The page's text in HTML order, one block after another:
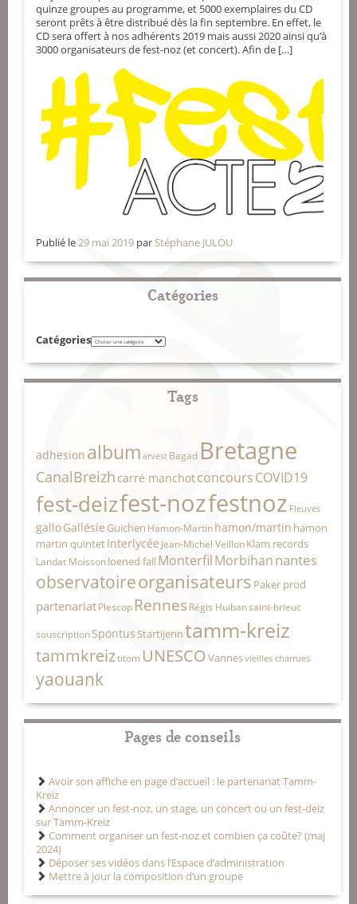
quinze groupes au programme, et 5000 exemplaires du CD
seront prêts à être distribué dès la fin septembre. En effet, le
CD sera offert à nos adhérents 2019 mais aussi 2020 ainsi qu’à
3000 organisateurs de fest-noz (et concert). Afin de […]
Publié le29 mai 2019 parStéphane JULOU
Catégories
Catégories
Tags
adhesion album arvest Bagad Bretagne
CanalBreizh carré manchotconcoursCOVID19
fest-deizfest-nozfestnoz Fleuves
galloGallésie Guichen Hamon-Martinhamon/martin hamon
martin quintetInterlycée Jean-Michel VeillonKlam records
Landat Moissonloened fall MonterfilMorbihannantes
observatoireorganisateurs Paker prod
partenariatPlescop Rennes Régis Huibansaint-brieuc
souscriptionSpontusStartijenntamm-kreiz
tammkreiztitomUNESCOVannesvieilles charrues
yaouank
Pages de conseils
Avoir son affiche en page d’accueil : le partenariat Tamm-
Kreiz
Annoncer un fest-noz, un stage, un concert ou un fest-deiz
sur Tamm-Kreiz
Comment organiser un fest-noz et combien ça coûte? (maj
2024)
Déposer ses vidéos dans l’Espace d’administration
Mettre à jour la composition d’un groupe